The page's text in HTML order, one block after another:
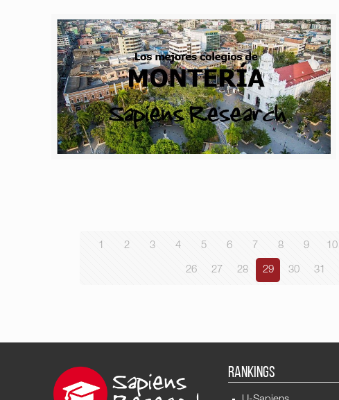
1 2 3 4 5 6 7 8 9 10
26 27 28 29 30 31
RANKINGS